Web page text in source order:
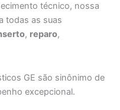
técnico, nossa
todas as suas
, reparo,
GE são sinônimo de
excepcional.